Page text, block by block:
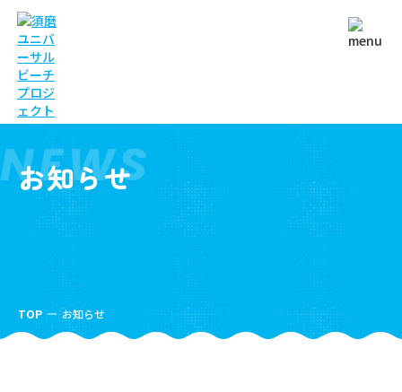
お知らせ
NEWS
TOP お知らせ